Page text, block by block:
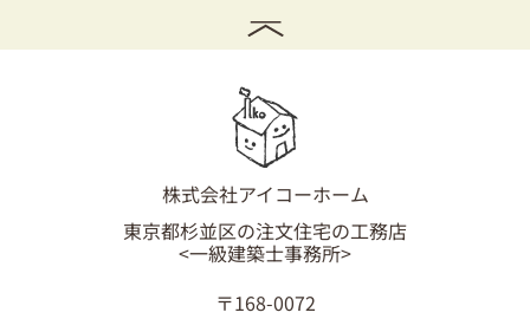
株式会社アイコーホーム
東京都杉並区の注文住宅の工務店
<一級建築士事務所>
〒168-0072